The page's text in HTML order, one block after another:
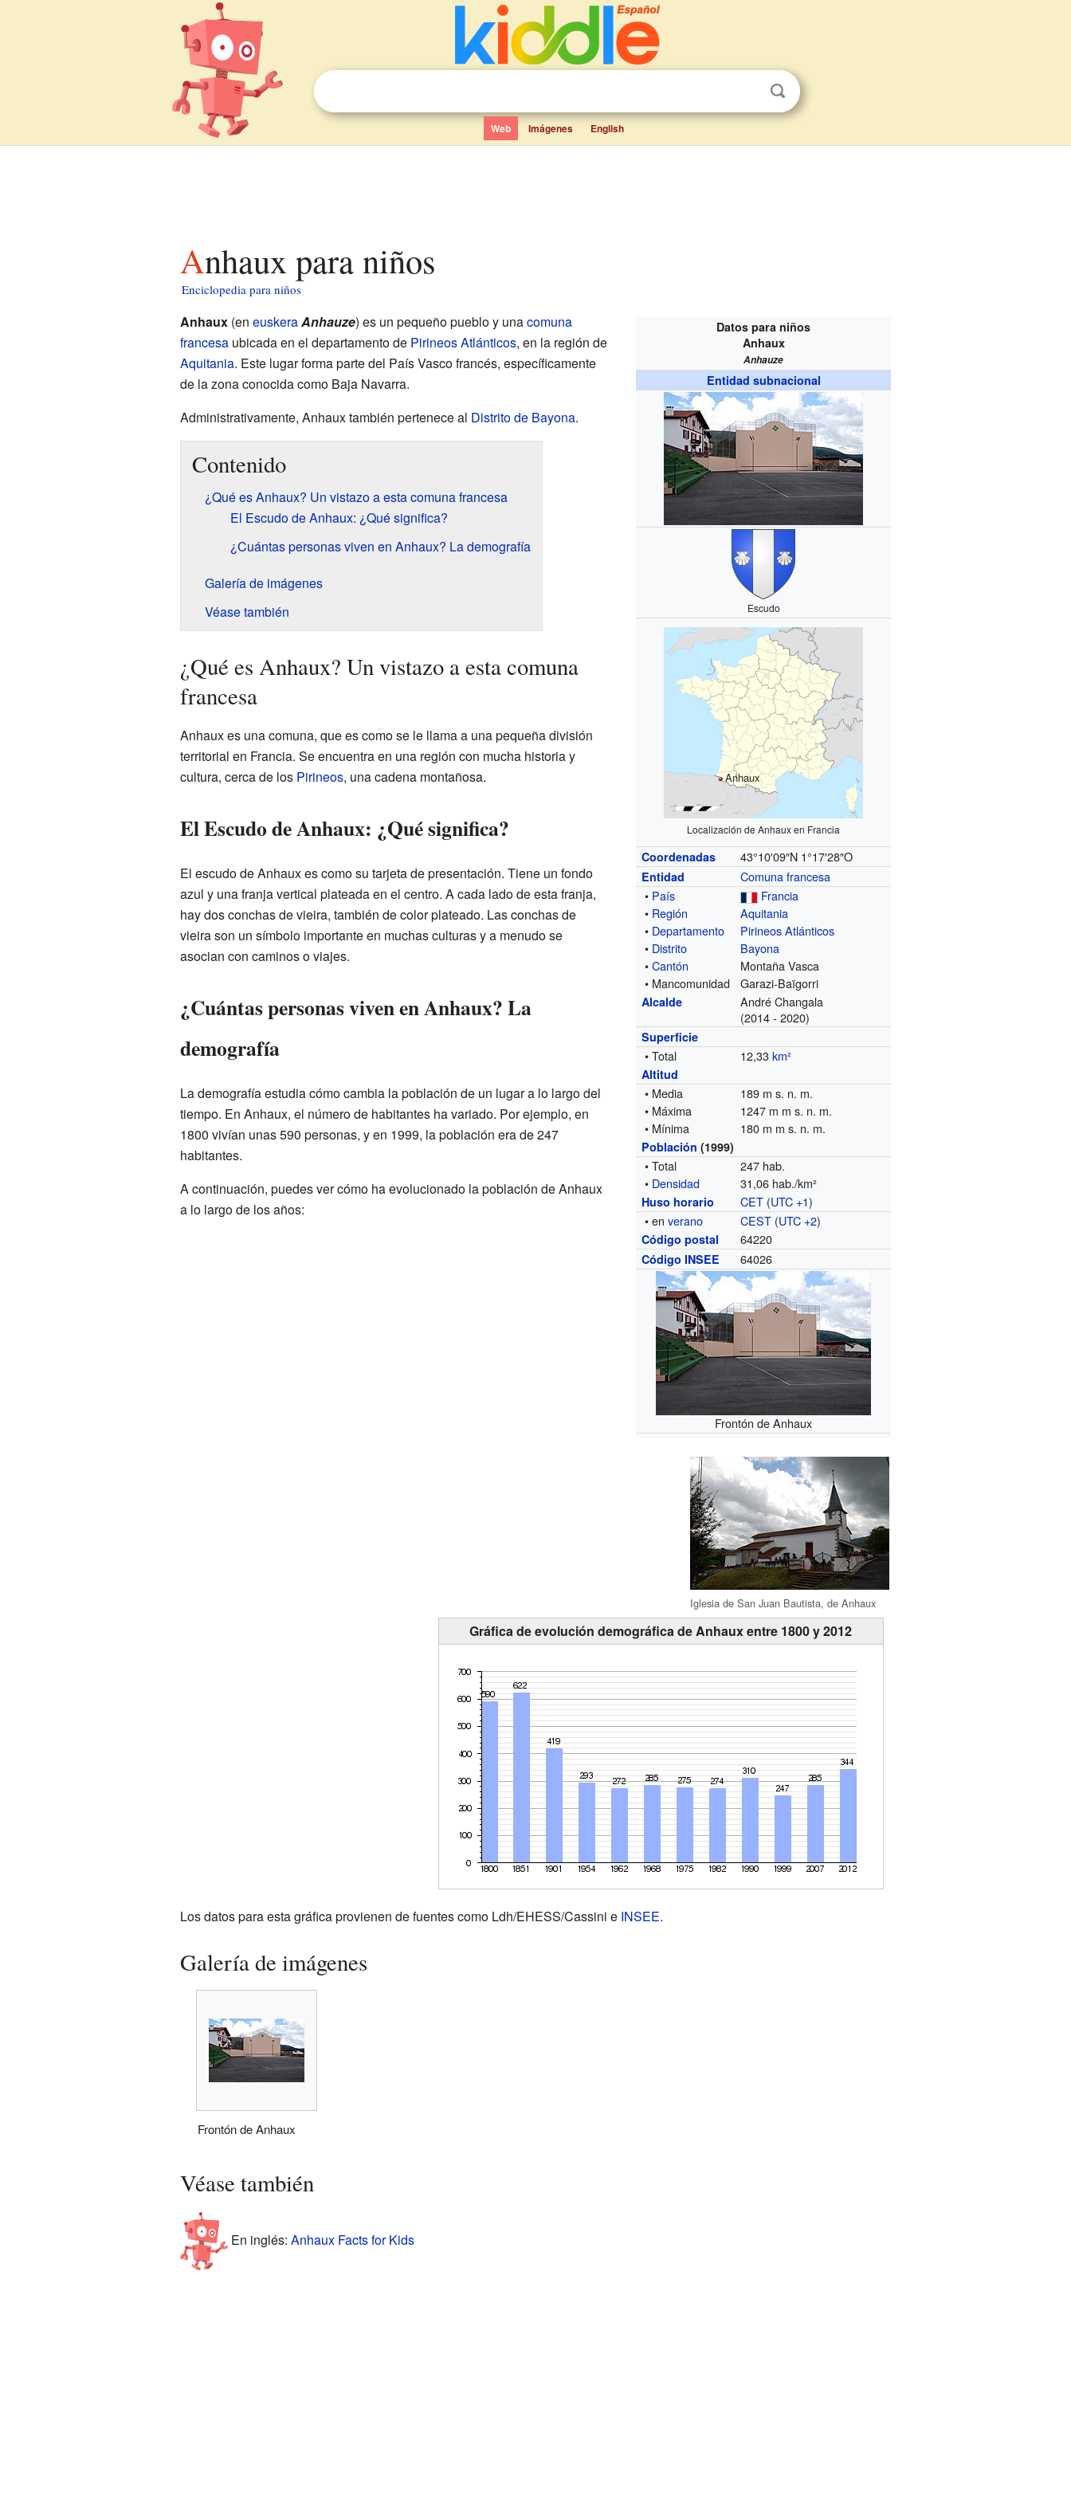
Web Imágenes English
Anhaux para niños
Enciclopedia para niños
Datos para niños
Anhaux
Anhauze
Entidad subnacional
Escudo
Anhaux
Localización de Anhaux en Francia
Coordenadas 43°10′09″N 1°17′28″O
Entidad
Comuna francesa
• País
Francia
• Región
Aquitania
• Departamento
Pirineos Atlánticos
• Distrito
Bayona
•Cantón
Montaña Vasca
• Mancomunidad
Garazi-Baïgorri
Alcalde
André Changala
(2014 - 2020)
Superficie
• Total 12,33km²
Altitud
• Media
189 m s. n. m.
• Máxima
1247 m m s. n. m.
• Mínima
180 m m s. n. m.
Población (1999)
• Total
247 hab.
• Densidad 31,06 hab./km²
Huso horario CET (UTC +1)
• enverano CEST (UTC +2)
Código postal 64220
Código INSEE 64026
Frontón de Anhaux
Iglesia de San Juan Bautista, de Anhaux
Anhaux(en euskeraAnhauze) es un pequeño pueblo y unacomuna
francesaubicada en el departamento de Pirineos Atlánticos, en la región de
Aquitania. Este lugar forma parte del País Vasco francés, específicamente
de la zona conocida como Baja Navarra.
Administrativamente, Anhaux también pertenece al Distrito de Bayona.
Contenido
¿Qué es Anhaux? Un vistazo a esta comuna francesa
El Escudo de Anhaux: ¿Qué significa?
¿Cuántas personas viven en Anhaux? La demografía
Galería de imágenes
Véase también
¿Qué es Anhaux? Un vistazo a esta comuna
francesa
Anhaux es una comuna, que es como se le llama a una pequeña división
territorial en Francia. Se encuentra en una región con mucha historia y
cultura, cerca de los Pirineos, una cadena montañosa.
El Escudo de Anhaux: ¿Qué significa?
El escudo de Anhaux es como su tarjeta de presentación. Tiene un fondo
azul y una franja vertical plateada en el centro. A cada lado de esta franja,
hay dos conchas de vieira, también de color plateado. Las conchas de
vieira son un símbolo importante en muchas culturas y a menudo se
asocian con caminos o viajes.
¿Cuántas personas viven en Anhaux? La
demografía
La demografía estudia cómo cambia la población de un lugar a lo largo del
tiempo. En Anhaux, el número de habitantes ha variado. Por ejemplo, en
1800 vivían unas 590 personas, y en 1999, la población era de 247
habitantes.
A continuación, puedes ver cómo ha evolucionado la población de Anhaux
a lo largo de los años:
Gráfica de evolución demográfica de Anhaux entre 1800 y 2012
Los datos para esta gráfica provienen de fuentes como Ldh/EHESS/Cassini e INSEE.
Galería de imágenes
Frontón de Anhaux
Véase también
En inglés: Anhaux Facts for Kids